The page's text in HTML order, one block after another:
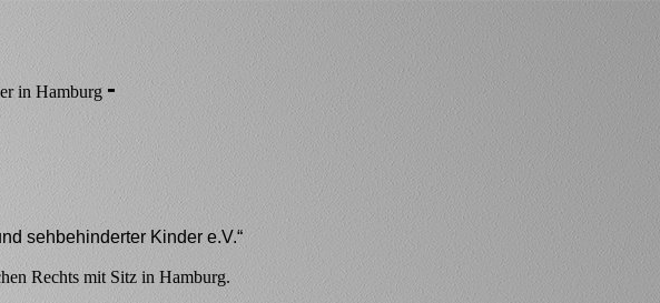
in Hamburg -
sehbehinderter Kinder e.V.“
Rechts mit Sitz in Hamburg.